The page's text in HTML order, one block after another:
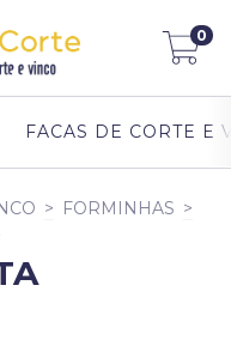
0
FACAS DE CORTE E
> FORMINHAS >